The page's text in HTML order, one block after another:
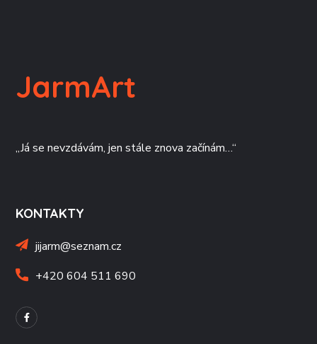
JarmArt
„Já se nevzdávám, jen stále znova začínám…“
KONTAKTY
jijarm@seznam.cz
+420 604 511 690